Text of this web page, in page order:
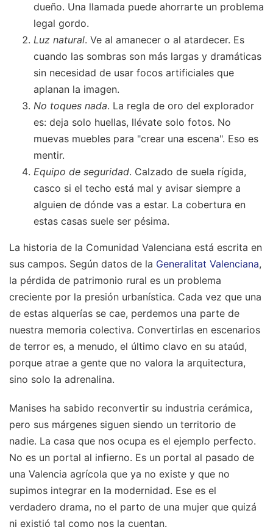
dueño. Una llamada puede ahorrarte un problema
legal gordo.
Luz natural. Ve al amanecer o al atardecer. Es
cuando las sombras son más largas y dramáticas
sin necesidad de usar focos artificiales que
aplanan la imagen.
No toques nada. La regla de oro del explorador
es: deja solo huellas, llévate solo fotos. No
muevas muebles para "crear una escena". Eso es
mentir.
Equipo de seguridad. Calzado de suela rígida,
casco si el techo está mal y avisar siempre a
alguien de dónde vas a estar. La cobertura en
estas casas suele ser pésima.
La historia de la Comunidad Valenciana está escrita en
sus campos. Según datos de la Generalitat Valenciana,
la pérdida de patrimonio rural es un problema
creciente por la presión urbanística. Cada vez que una
de estas alquerías se cae, perdemos una parte de
nuestra memoria colectiva. Convertirlas en escenarios
de terror es, a menudo, el último clavo en su ataúd,
porque atrae a gente que no valora la arquitectura,
sino solo la adrenalina.
Manises ha sabido reconvertir su industria cerámica,
pero sus márgenes siguen siendo un territorio de
nadie. La casa que nos ocupa es el ejemplo perfecto.
No es un portal al infierno. Es un portal al pasado de
una Valencia agrícola que ya no existe y que no
supimos integrar en la modernidad. Ese es el
verdadero drama, no el parto de una mujer que quizá
ni existió tal como nos la cuentan.